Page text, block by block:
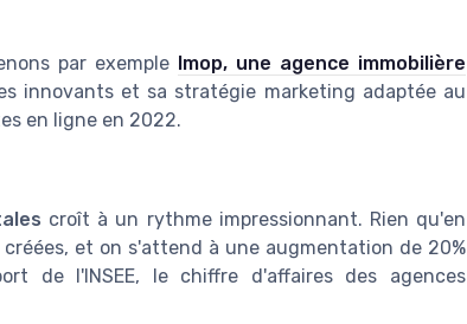
par exemple
Imop, une agence immobilière
innovants et sa stratégie marketing adaptée au
en ligne en 2022.
croît à un rythme impressionnant. Rien qu'en
et on s'attend à une augmentation de 20%
de l'INSEE, le chiffre d'affaires des agences